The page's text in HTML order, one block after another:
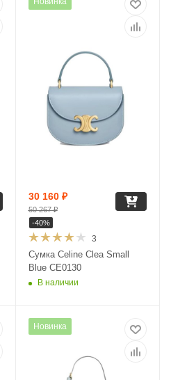
3
Сумка Celine Clea Small
Blue CE0130
В наличии
30 160₽
50 267₽
-40%
Новинка